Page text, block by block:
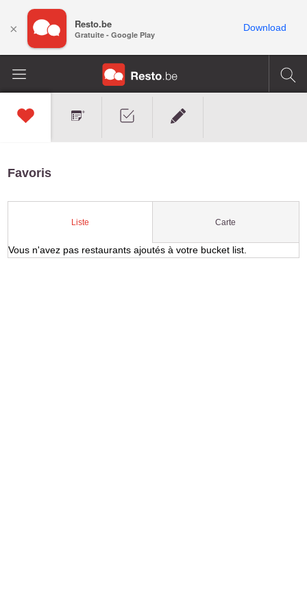
Favoris
Liste Carte
Vous n'avez pas restaurants ajoutés à votre bucket list.
× Resto.be
Gratuite - Google Play
Download